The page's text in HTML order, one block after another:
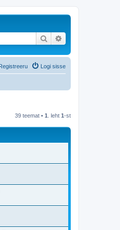
Otsi
Logi sisse
39 teemat • 1 . leht 1-st